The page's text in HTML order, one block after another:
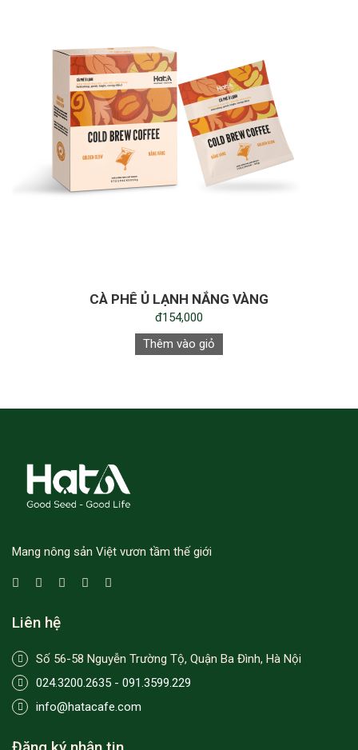
CÀ PHÊ Ủ LẠNH NẮNG VÀNG
đ154,000
Thêm vào giỏ
Mang nông sản Việt vươn tầm thế giới
Liên hệ
Số 56-58 Nguyễn Trường Tộ, Quận Ba Đình, Hà Nội
024.3200.2635 - 091.3599.229
info@hatacafe.com